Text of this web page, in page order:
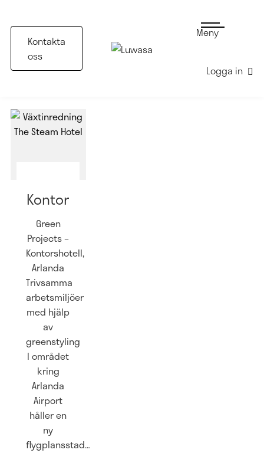
Kontakta
oss
Meny
Logga in
Kontor
Green
Projects –
Kontorshotell,
Arlanda
Trivsamma
arbetsmiljöer
med hjälp
av
greenstyling
I området
kring
Arlanda
Airport
håller en
ny
flygplansstad…